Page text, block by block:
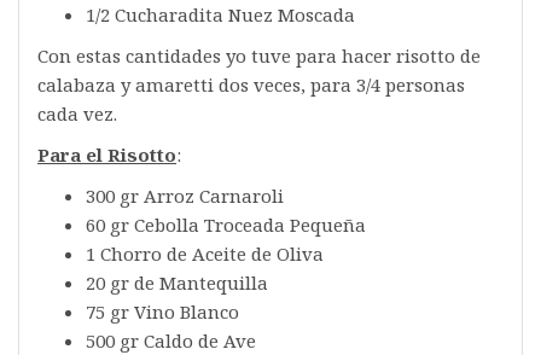
1/2 Cucharadita Nuez Moscada
Con estas cantidades yo tuve para hacer risotto de
calabaza y amaretti dos veces, para 3/4 personas
cada vez.
Para el Risotto:
300 gr Arroz Carnaroli
60 gr Cebolla Troceada Pequeña
1 Chorro de Aceite de Oliva
20 gr de Mantequilla
75 gr Vino Blanco
500 gr Caldo de Ave